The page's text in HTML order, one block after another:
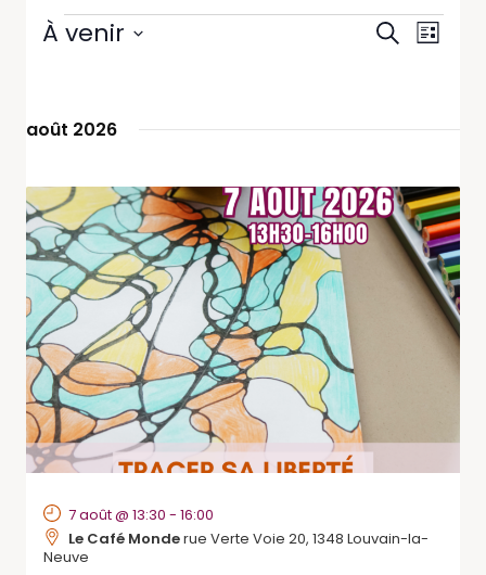
de
Recherche
de
Liste
À venir
août 2026
7 août @ 13:30 - 16:00
Le Café Monderue Verte Voie 20, 1348 Louvain-la-
Neuve